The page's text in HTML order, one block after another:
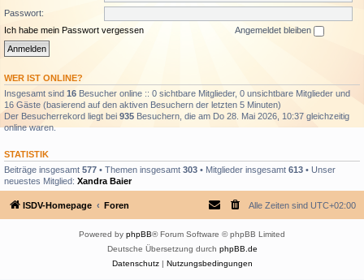
Passwort:
Ich habe mein Passwort vergessen
Angemeldet bleiben
WER IST ONLINE?
Insgesamt sind 16 Besucher online :: 0 sichtbare Mitglieder, 0 unsichtbare Mitglieder und
16 Gäste (basierend auf den aktiven Besuchern der letzten 5 Minuten)
Der Besucherrekord liegt bei 935 Besuchern, die am Do 28. Mai 2026, 10:37 gleichzeitig
online waren.
STATISTIK
Beiträge insgesamt 577 • Themen insgesamt 303 • Mitglieder insgesamt 613 • Unser
neuestes Mitglied: Xandra Baier
ISDV-Homepage Foren Alle Zeiten sind UTC+02:00
Powered by phpBB® Forum Software © phpBB Limited
Deutsche Übersetzung durch phpBB.de
Datenschutz| Nutzungsbedingungen